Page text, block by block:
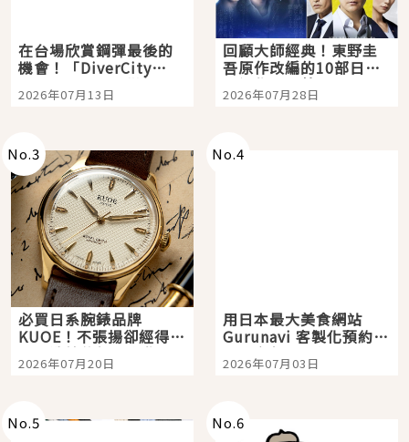
在台場欣賞鋼彈最後的
機會！「DiverCity
Tokyo Plaza」搭船、
購物、美食及夜景，一
2026年07月13日
回顧大師經典！東野圭
吾原作改編的10部日本
影視作品推薦
2026年07月28日
No.3
必買日系腕錶品牌
KUOE！不張揚卻經得起
時間洗鍊的經典之作五
選
2026年07月20日
No.4
用日本最大美食網站
Gurunavi 客製化預約九
大都市餐廳，打造專屬
美食體驗！
2026年07月03日
No.5 No.6